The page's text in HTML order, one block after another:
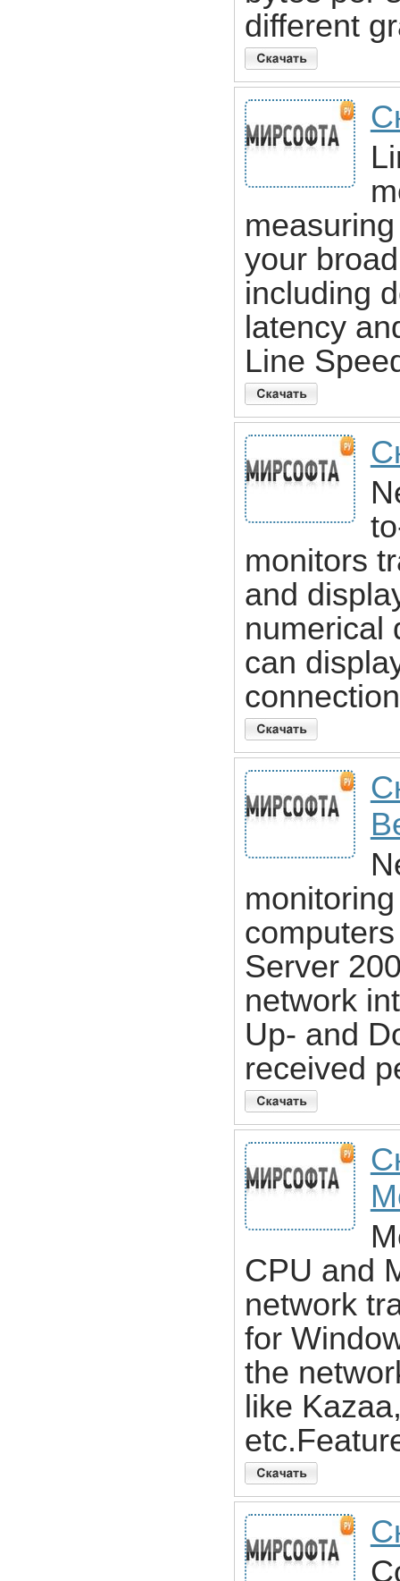
different
your
including
latency
Line
monitors
and
numerical
can
Server
network
Up- and
received
CPU and
network
for
the
like